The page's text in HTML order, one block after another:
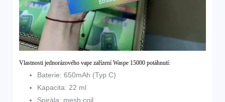
Vlastnosti jednorázového vape zařízení Waspe 15000 potáhnutí:
Baterie: 650mAh (Typ C)
Kapacita: 22 ml
Spirála: mesh coil